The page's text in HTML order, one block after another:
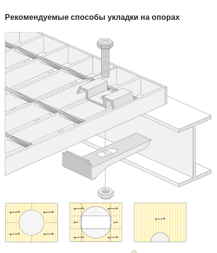
Рекомендуемые способы укладки на опорах